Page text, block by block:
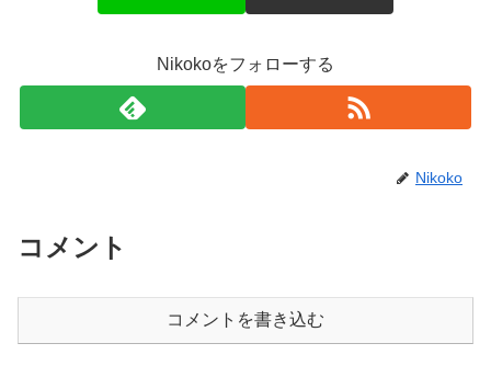
Nikokoをフォローする
Nikoko
コメント
コメントを書き込む